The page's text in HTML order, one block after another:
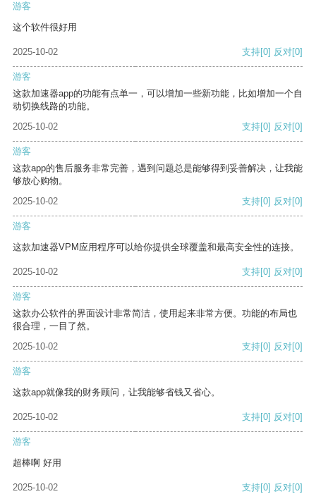
游客
这个软件很好用
2025-10-02 支持[0] 反对[0]
游客
这款加速器app的功能有点单一，可以增加一些新功能，比如增加一个自
动切换线路的功能。
2025-10-02
支持[0] 反对[0]
游客
这款app的售后服务非常完善，遇到问题总是能够得到妥善解决，让我能
够放心购物。
2025-10-02
支持[0] 反对[0]
游客
这款加速器VPM应用程序可以给你提供全球覆盖和最高安全性的连接。
2025-10-02 支持[0] 反对[0]
游客
这款办公软件的界面设计非常简洁，使用起来非常方便。功能的布局也
很合理，一目了然。
2025-10-02
支持[0] 反对[0]
游客
这款app就像我的财务顾问，让我能够省钱又省心。
2025-10-02 支持[0] 反对[0]
游客
超棒啊 好用
2025-10-02 支持[0] 反对[0]